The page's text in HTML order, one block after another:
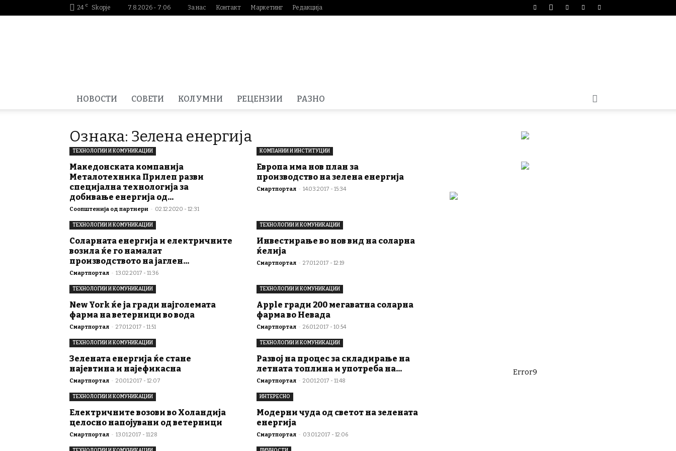
24 C Skopje 7.8.2026 - 7:06 За нас Контакт Маркетинг Редакција
НОВОСТИ СОВЕТИ КОЛУМНИ РЕЦЕНЗИИ РАЗНО
Ознака: Зелена енергија
ТЕХНОЛОГИИ И КОМУНИКАЦИИ
Македонската компанија
Металотехника Прилеп разви
специјална технологија за
добивање енергија од...
Соопштенија од партнери - 02.12.2020 - 12:31
КОМПАНИИ И ИНСТИТУЦИИ
Европа има нов план за
производство на зелена енергија
Смартпортал - 14.03.2017 - 15:34
ТЕХНОЛОГИИ И КОМУНИКАЦИИ
Соларната енергија и електричните
возила ќе го намалат
производството на јаглен...
Смартпортал - 13.02.2017 - 11:36
ТЕХНОЛОГИИ И КОМУНИКАЦИИ
Инвестирање во нов вид на соларна
ќелија
Смартпортал - 27.01.2017 - 12:19
ТЕХНОЛОГИИ И КОМУНИКАЦИИ
New York ќе ја гради најголемата
фарма на ветерници во вода
Смартпортал - 27.01.2017 - 11:51
ТЕХНОЛОГИИ И КОМУНИКАЦИИ
Apple гради 200 мегаватна соларна
фарма во Невада
Смартпортал - 26.01.2017 - 10:54
ТЕХНОЛОГИИ И КОМУНИКАЦИИ
Зелената енергија ќе стане
најевтина и најефикасна
Смартпортал - 20.01.2017 - 12:07
ТЕХНОЛОГИИ И КОМУНИКАЦИИ
Развој на процес за складирање на
летната топлина и употреба на...
Смартпортал - 20.01.2017 - 11:48
ТЕХНОЛОГИИ И КОМУНИКАЦИИ
Електричните возови во Холандија
целосно напојувани од ветерници
Смартпортал - 13.01.2017 - 11:28
ИНТЕРЕСНО
Модерни чуда од светот на зелената
енергија
Смартпортал - 03.01.2017 - 12:06
Error9